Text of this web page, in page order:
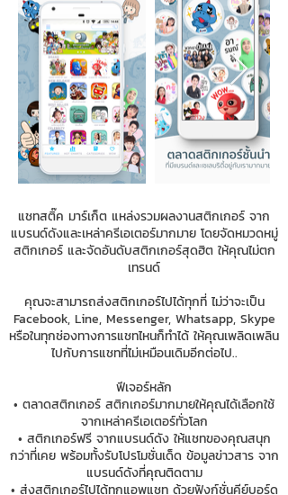
แชทสติ๊ค มาร์เก็ต แหล่งรวมผลงานสติกเกอร์ จาก
แบรนด์ดังและเหล่าครีเอเตอร์มากมาย โดยจัดหมวดหมู่
สติกเกอร์ และจัดอันดับสติกเกอร์สุดฮิต ให้คุณไม่ตก
เทรนด์
คุณจะสามารถส่งสติกเกอร์ไปได้ทุกที่ ไม่ว่าจะเป็น
Facebook, Line, Messenger, Whatsapp, Skype
หรือในทุกช่องทางการแชทไหนก็ทำได้ ให้คุณเพลิดเพลิน
ไปกับการแชทที่ไม่เหมือนเดิมอีกต่อไป..
ฟีเจอร์หลัก
• ตลาดสติกเกอร์ สติกเกอร์มากมายให้คุณได้เลือกใช้
จากเหล่าครีเอเตอร์ทั่วโลก
• สติกเกอร์ฟรี จากแบรนด์ดัง ให้แชทของคุณสนุก
กว่าที่เคย พร้อมทั้งรับโปรโมชั่นเด็ด ข้อมูลข่าวสาร จาก
แบรนด์ดังที่คุณติดตาม
• ส่งสติกเกอร์ไปได้ทุกแอพแชท ด้วยฟังก์ชั่นคีย์บอร์ด